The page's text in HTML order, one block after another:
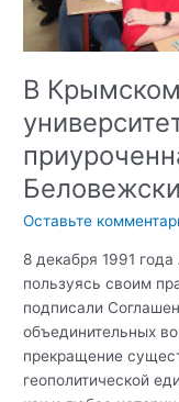
В
Оставьте
8 декабря 1991
пользуясь своим
подписали
объединительных
прекращение
геополитической